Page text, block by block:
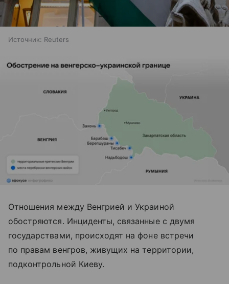
Источник: Reuters
Отношения между Венгрией и Украиной
обостряются. Инциденты, связанные с двумя
государствами, происходят на фоне встречи
по правам венгров, живущих на территории,
подконтрольной Киеву.